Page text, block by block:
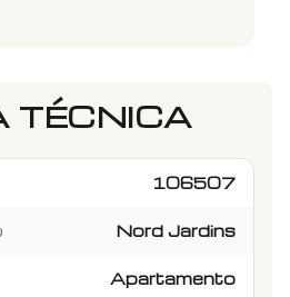
TÉCNICA
106507
Nord Jardins
Apartamento